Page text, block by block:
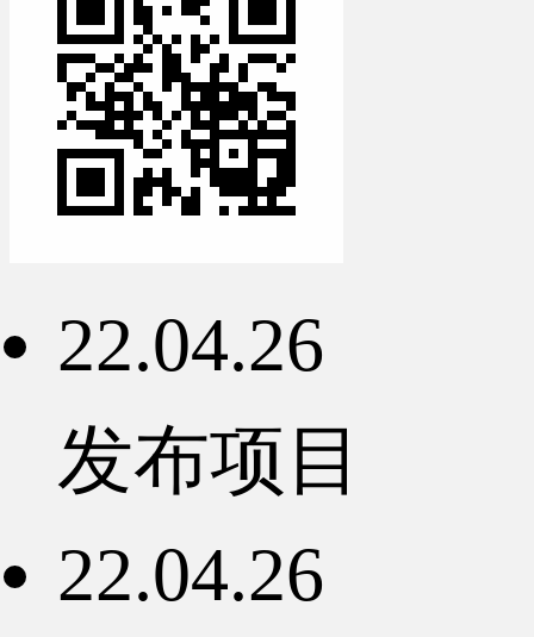
22.04.26
发布项目
22.04.26